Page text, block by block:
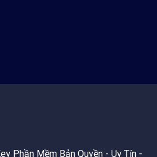
Phần Mềm Bản Quyền - Uy Tín -